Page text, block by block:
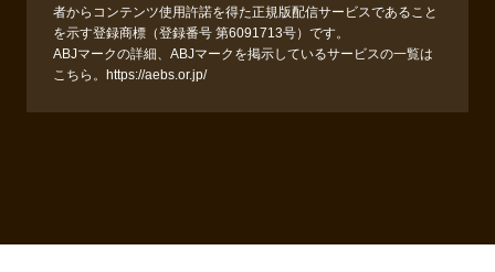
者からコンテンツ使用許諾を得た正規版配信サービスであること
を示す登録商標（登録番号 第6091713号）です。
ABJマークの詳細、ABJマークを掲示しているサービスの一覧は
こちら。 https://aebs.or.jp/